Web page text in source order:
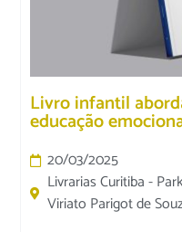
Livro infantil
educação
20/03/2025
Livrarias Curitiba -
Viriato Parigot de